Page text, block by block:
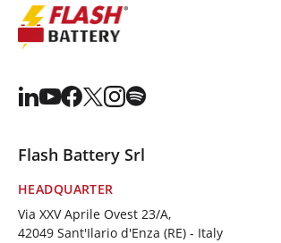
Flash Battery Srl
HEADQUARTER
Via XXV Aprile Ovest 23/A,
42049 Sant'Ilario d'Enza (RE) - Italy